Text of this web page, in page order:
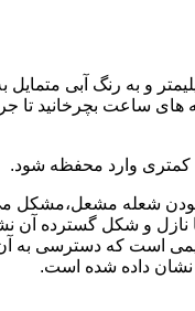
یک دکمه کنترل مشعل در زیادترین حد خود باشد،دوره مشعل باید آبی بسوزد و داخل آن یعنی در قسمت وسط مشعل ارتفاع
ساعت بچرخانید تا
کمتری وارد محفظه شود.
شعله مشعل،مشکل می
نازل و شکل گسترده آن
است که دسترسی به آن
نشان داده شده است.